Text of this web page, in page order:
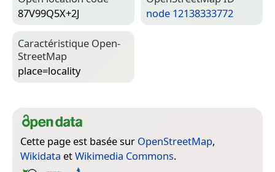
87V99Q5X+2J
node 12138333772
Caractéristique Open­
Street­Map
place=­locality
Cette page est basée sur OpenStreetMap,
Wikidata etWikimedia Commons.